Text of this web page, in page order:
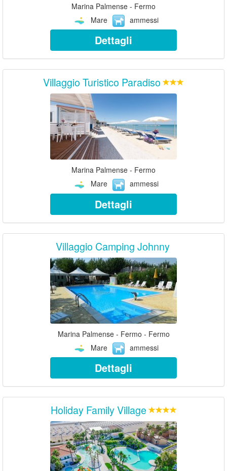
Marina Palmense - Fermo
Mare
ammessi
Dettagli
Villaggio Turistico Paradiso
Marina Palmense - Fermo
Mare
ammessi
Dettagli
Villaggio Camping Johnny
Marina Palmense - Fermo - Fermo
Mare
ammessi
Dettagli
Holiday Family Village